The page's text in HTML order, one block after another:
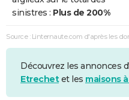
sinistres : Plus de 200%
Source : Linternaute.com d'après les
Découvrez les annonces d'
Etrechetet les maisons